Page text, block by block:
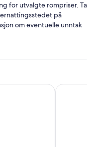
for utvalgte rompriser. Ta
på
om eventuelle unntak
Pensión